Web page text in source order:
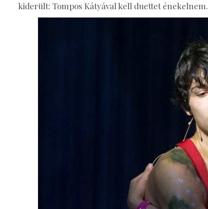
kiderült: Tompos Kátyával kell duettet énekelnem.